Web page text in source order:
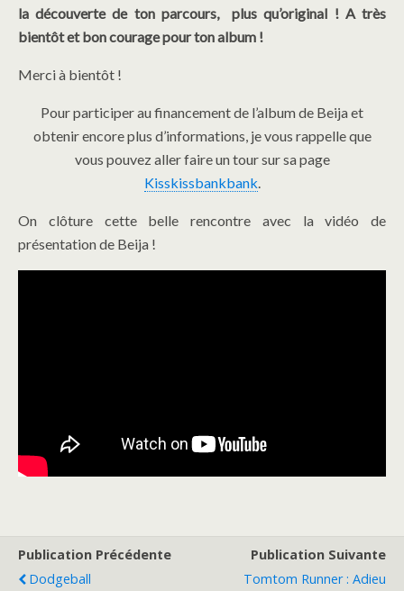
la découverte de ton parcours, plus qu’original ! A très
bientôt et bon courage pour ton album !
Merci à bientôt !
Pour participer au financement de l’album de Beija et
obtenir encore plus d’informations, je vous rappelle que
vous pouvez aller faire un tour sur sa page
Kisskissbankbank.
On clôture cette belle rencontre avec la vidéo de
présentation de Beija !
Publication Précédente
Dodgeball
Publication Suivante
Tomtom Runner : Adieu